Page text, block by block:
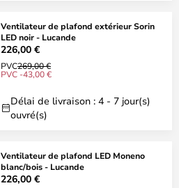
Ventilateur de plafond extérieur Sorin
LED noir - Lucande
226,00 €
PVC269,00 €
PVC -43,00 €
Délai de livraison : 4 - 7 jour(s)
ouvré(s)
Ventilateur de plafond LED Moneno
blanc/bois - Lucande
226,00 €